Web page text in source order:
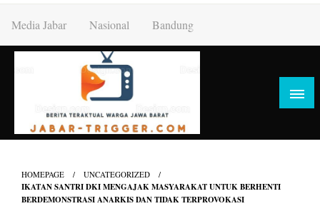
content
Media Jabar Nasional Bandung
HOMEPAGE UNCATEGORIZED
IKATAN SANTRI DKI MENGAJAK MASYARAKAT UNTUK BERHENTI
BERDEMONSTRASI ANARKIS DAN TIDAK TERPROVOKASI